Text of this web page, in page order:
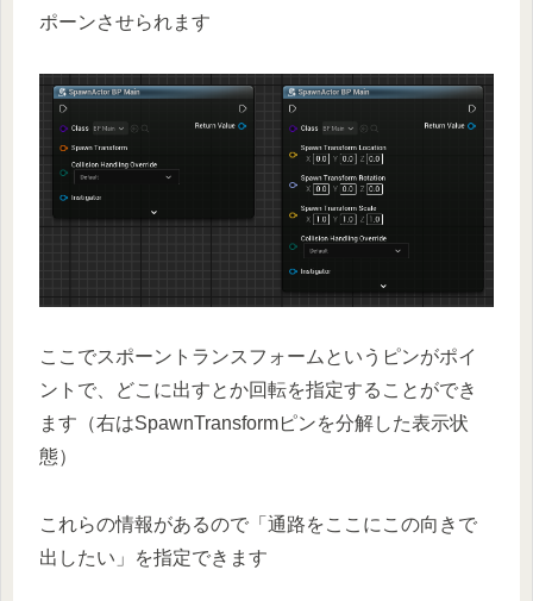
ポーンさせられます
ここでスポーントランスフォームというピンがポイ
ントで、どこに出すとか回転を指定することができ
ます（右はSpawnTransformピンを分解した表示状
態）
これらの情報があるので「通路をここにこの向きで
出したい」を指定できます